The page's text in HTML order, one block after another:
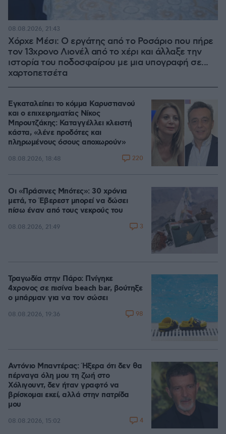
Χόρχε Μέσι: Ο εργάτης από το Ροσάριο που πήρε
τον 13χρονο Λιονέλ από το χέρι και άλλαξε την
ιστορία του ποδοσφαίρου με μια υπογραφή σε...
χαρτοπετσέτα
08.08.2026, 21:43
Εγκαταλείπει το κόμμα Καρυστιανού
και ο επιχειρηματίας Νίκος
Μπρουτζάκης: Καταγγέλλει κλειστή
κάστα, «λένε προδότες και
πληρωμένους όσους αποχωρούν»
08.08.2026, 18:48 220
Οι «Πράσινες Μπότες»: 30 χρόνια
μετά, το Έβερεστ μπορεί να δώσει
πίσω έναν από τους νεκρούς του
08.08.2026, 21:49 3
Τραγωδία στην Πάρο: Πνίγηκε
4χρονος σε πισίνα beach bar, βούτηξε
ο μπάρμαν για να τον σώσει
08.08.2026, 19:36 98
Αντόνιο Μπαντέρας: Ήξερα ότι δεν θα
πέρναγα όλη μου τη ζωή στο
Χόλιγουντ, δεν ήταν γραφτό να
βρίσκομαι εκεί, αλλά στην πατρίδα
μου
08.08.2026, 15:02 4